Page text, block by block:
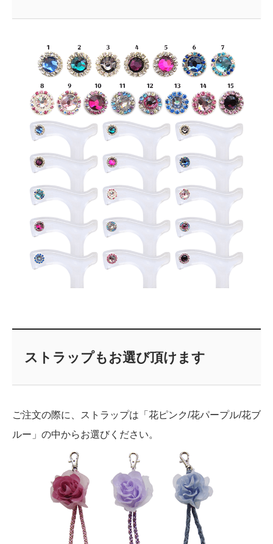
ストラップもお選び頂けます
ご注文の際に、ストラップは「花ピンク/花パープル/花ブ
ルー」の中からお選びください。